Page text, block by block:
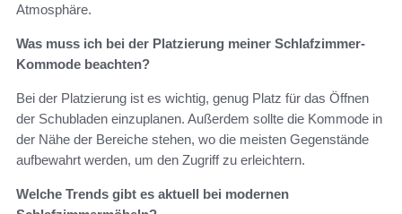
Atmosphäre.
Was muss ich bei der Platzierung meiner Schlafzimmer-
Kommode beachten?
Bei der Platzierung ist es wichtig, genug Platz für das Öffnen
der Schubladen einzuplanen. Außerdem sollte die Kommode in
der Nähe der Bereiche stehen, wo die meisten Gegenstände
aufbewahrt werden, um den Zugriff zu erleichtern.
Welche Trends gibt es aktuell bei modernen